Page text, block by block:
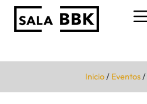
Inicio/ Eventos/